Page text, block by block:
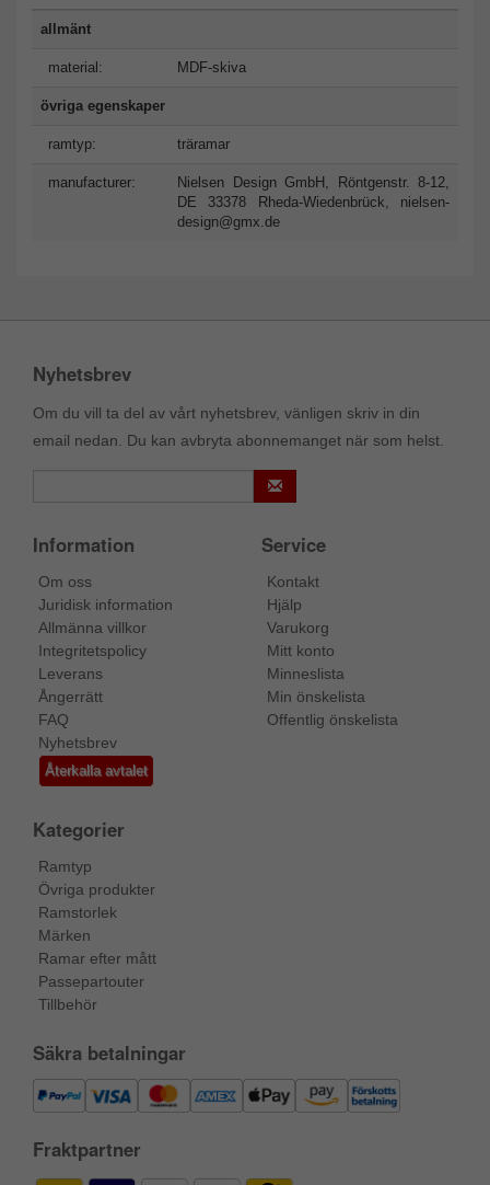
allmänt
material: MDF-skiva
övriga egenskaper
ramtyp: träramar
manufacturer:
Nielsen Design GmbH, Röntgenstr. 8-12,
DE 33378 Rheda-Wiedenbrück, nielsen-
design@gmx.de
Nyhetsbrev
Om du vill ta del av vårt nyhetsbrev, vänligen skriv in din
email nedan. Du kan avbryta abonnemanget när som helst.
Information
Om oss
Juridisk information
Allmänna villkor
Integritetspolicy
Leverans
Ångerrätt
FAQ
Nyhetsbrev
Återkalla avtalet
Service
Kontakt
Hjälp
Varukorg
Mitt konto
Minneslista
Min önskelista
Offentlig önskelista
Kategorier
Ramtyp
Övriga produkter
Ramstorlek
Märken
Ramar efter mått
Passepartouter
Tillbehör
Säkra betalningar
Fraktpartner